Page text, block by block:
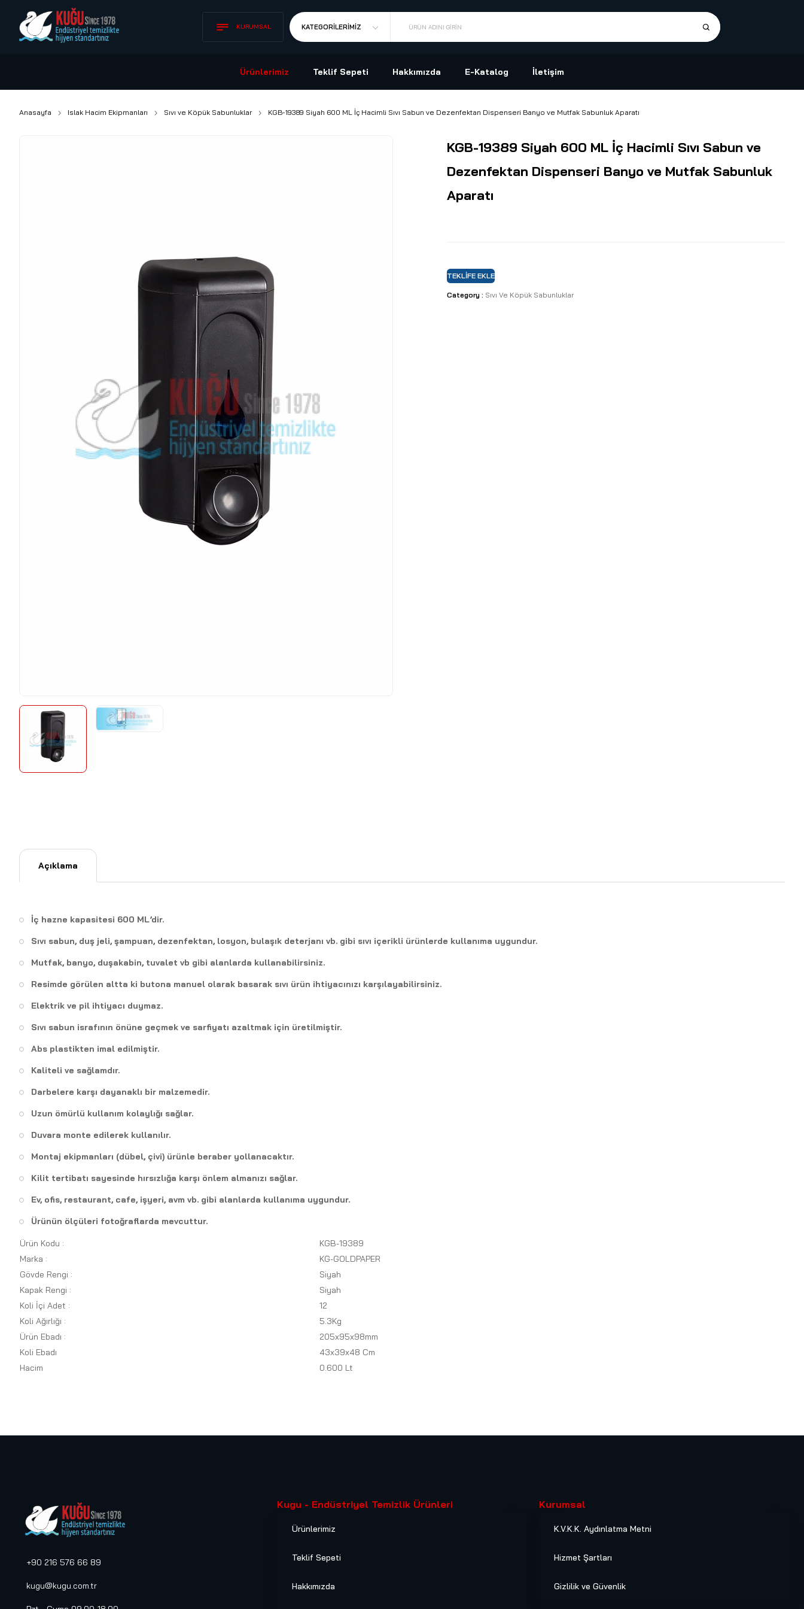
KURUMSAL KATEGORILERIMIZ ÜRÜN ADINI GIRIN
Ürünlerimiz Teklif Sepeti Hakkımızda E-Katalog İletişim
Anasayfa Islak Hacim Ekipmanları Sıvı ve Köpük Sabunluklar KGB-19389 Siyah 600 ML İç Hacimli Sıvı Sabun ve Dezenfektan Dispenseri Banyo ve Mutfak Sabunluk Aparatı
KGB-19389 Siyah 600 ML İç Hacimli Sıvı Sabun ve
Dezenfektan Dispenseri Banyo ve Mutfak Sabunluk
Aparatı
TEKLIFE EKLE
Category : Sıvı Ve Köpük Sabunluklar
Açıklama
İç hazne kapasitesi 600 ML’dir.
Sıvı sabun, duş jeli, şampuan, dezenfektan, losyon, bulaşık deterjanı vb. gibi sıvı içerikli ürünlerde kullanıma uygundur.
Mutfak, banyo, duşakabin, tuvalet vb gibi alanlarda kullanabilirsiniz.
Resimde görülen altta ki butona manuel olarak basarak sıvı ürün ihtiyacınızı karşılayabilirsiniz.
Elektrik ve pil ihtiyacı duymaz.
Sıvı sabun israfının önüne geçmek ve sarfiyatı azaltmak için üretilmiştir.
Abs plastikten imal edilmiştir.
Kaliteli ve sağlamdır.
Darbelere karşı dayanaklı bir malzemedir.
Uzun ömürlü kullanım kolaylığı sağlar.
Duvara monte edilerek kullanılır.
Montaj ekipmanları (dübel, çivi) ürünle beraber yollanacaktır.
Kilit tertibatı sayesinde hırsızlığa karşı önlem almanızı sağlar.
Ev, ofis, restaurant, cafe, işyeri, avm vb. gibi alanlarda kullanıma uygundur.
Ürünün ölçüleri fotoğraflarda mevcuttur.
Ürün Kodu :
KGB-19389
Marka :
KG-GOLDPAPER
Gövde Rengi :
Siyah
Kapak Rengi :
Siyah
Koli İçi Adet :
12
Koli Ağırlığı :
5.3Kg
Ürün Ebadı :
205x95x98mm
Koli Ebadı
43x39x48 Cm
Hacim
0.600 Lt
+90 216 576 66 89
kugu@kugu.com.tr
Kugu - Endüstriyel Temizlik Ürünleri
Ürünlerimiz
Teklif Sepeti
Hakkımızda
Kurumsal
K.V.K.K. Aydınlatma Metni
Hizmet Şartları
Gizlilik ve Güvenlik